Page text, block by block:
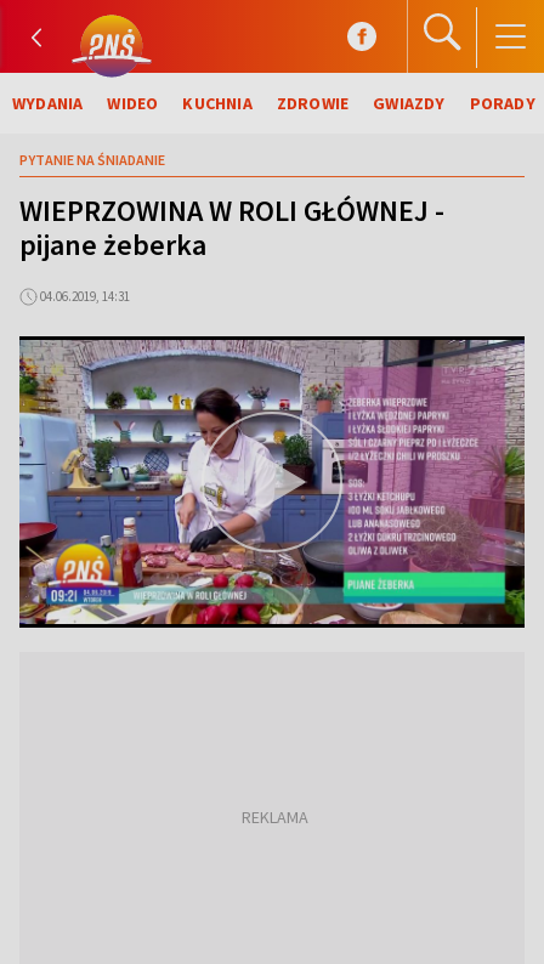
WYDANIA WIDEO KUCHNIA ZDROWIE GWIAZDY PORADY
PYTANIE NA ŚNIADANIE
WIEPRZOWINA W ROLI GŁÓWNEJ -
pijane żeberka
04.06.2019, 14:31